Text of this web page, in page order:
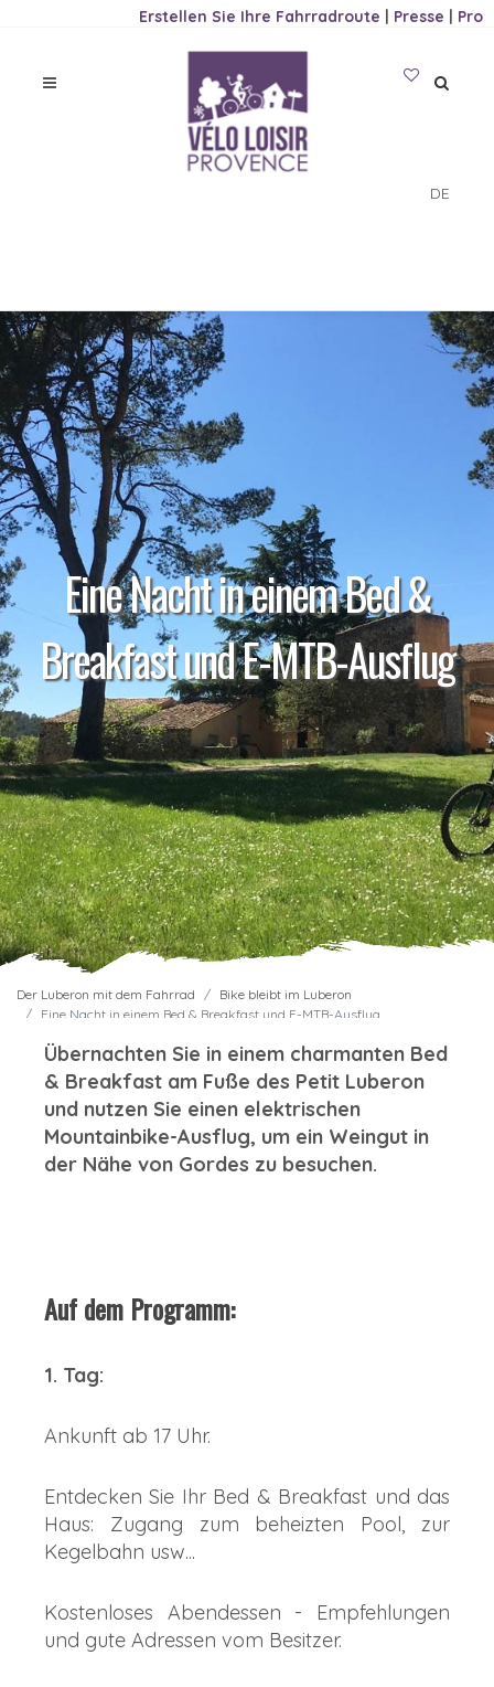
Erstellen Sie Ihre Fahrradroute | Presse | Pro
DE
Eine Nacht in einem Bed &
Breakfast und E-MTB-Ausflug
Der Luberon mit dem Fahrrad
Bike bleibt im Luberon
Eine Nacht in einem Bed & Breakfast und E-MTB-Ausflug
Übernachten Sie in einem charmanten Bed
& Breakfast am Fuße des Petit Luberon
und nutzen Sie einen elektrischen
Mountainbike-Ausflug, um ein Weingut in
der Nähe von Gordes zu besuchen.
Auf dem Programm:
1. Tag:
Ankunft ab 17 Uhr.
Entdecken Sie Ihr Bed & Breakfast und das
Haus: Zugang zum beheizten Pool, zur
Kegelbahn usw...
Kostenloses Abendessen - Empfehlungen
und gute Adressen vom Besitzer.